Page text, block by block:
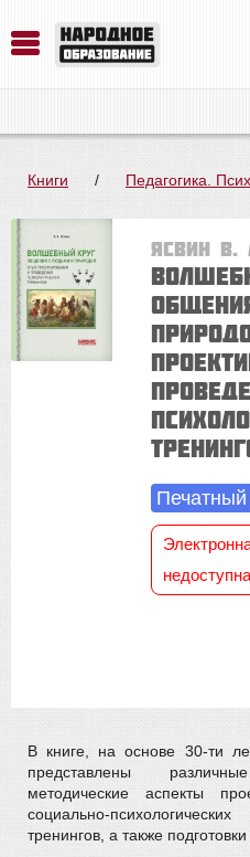
Книги / Педагогика.
Ясвин В.
недоступна
В книге, на основе 30-ти
представлены
методические аспекты
социально-
тренингов, а также